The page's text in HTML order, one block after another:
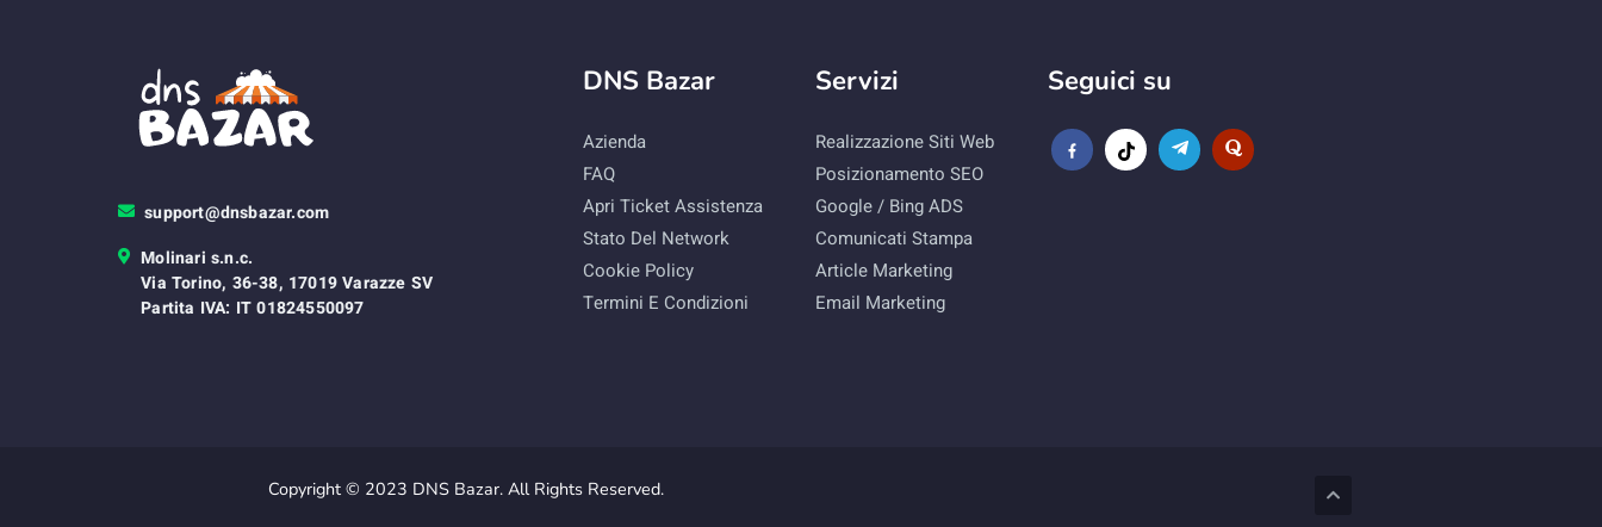
support@dnsbazar.com
Molinari s.n.c.
Via Torino, 36-38, 17019 Varazze SV
Partita IVA: IT 01824550097
DNS Bazar
Azienda
FAQ
Apri Ticket Assistenza
Stato Del Network
Cookie Policy
Termini E Condizioni
Servizi
Realizzazione Siti Web
Posizionamento SEO
Google / Bing ADS
Comunicati Stampa
Article Marketing
Email Marketing
Seguici su
Copyright © 2023 DNS Bazar. All Rights Reserved.